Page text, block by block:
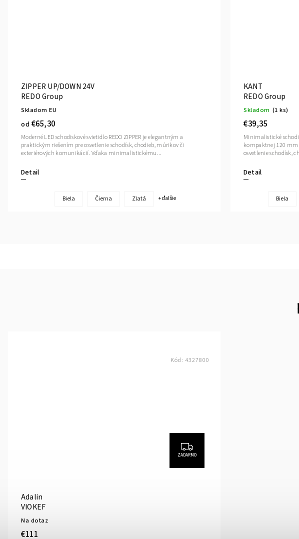
ZIPPER UP/DOWN 24V
REDO Group
Skladom EU
od €65,30
Detail
Moderné LED schodiskové svietidlo REDO ZIPPER je elegantným a
praktickým riešením pre osvetlenie schodísk, chodieb, múrikov či
exteriérových komunikácií. Vďaka minimalistickému...
Biela Čierna Zlatá + ďalšie
KANT
REDO Group
Skladom (1 ks)
€39,35
Detail
Minimalistické
kompaktnej 120 mm
osvetlenie schodísk,
Biela
ZADARMO
Adalin
VIOKEF
Na dotaz
€111
Kód: 4327800